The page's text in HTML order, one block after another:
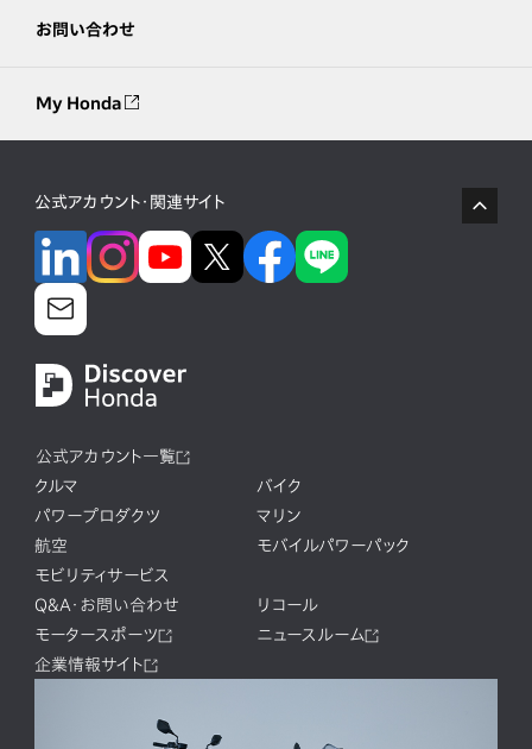
お問い合わせ
My Honda
公式アカウント・関連サイト
公式アカウント一覧
クルマ
バイク
パワープロダクツ
マリン
航空
モバイルパワーパック
モビリティサービス
Q&A・お問い合わせ
リコール
モータースポーツ
ニュースルーム
企業情報サイト